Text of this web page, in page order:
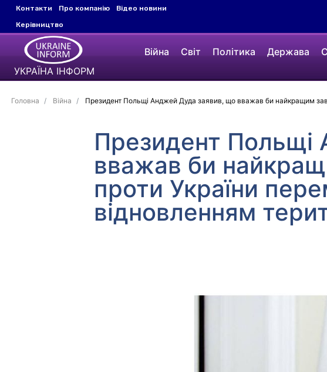
Контакти Про компанію
Відео новини
Керівництво
УКРАЇНА ІНФОРМ
Війна Світ Політика Держава
Головна Війна Президент Польщі Анджей Дуда заявив, що вважав би найкращим
Президент
вважав би
проти України
відновленням